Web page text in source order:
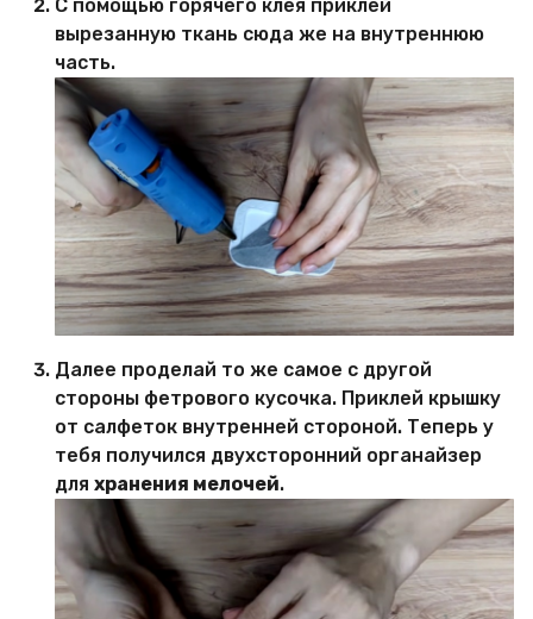
С помощью горячего клея приклей
вырезанную ткань сюда же на внутреннюю
часть.
Далее проделай то же самое с другой
стороны фетрового кусочка. Приклей крышку
от салфеток внутренней стороной. Теперь у
тебя получился двухсторонний органайзер
для хранения мелочей.